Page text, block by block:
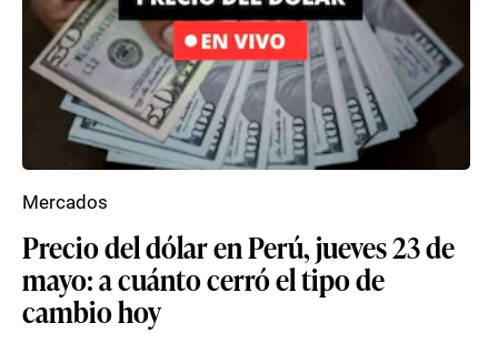
Precio del dólar en Perú, jueves 23 de
mayo: a cuánto cerró el tipo de
cambio hoy
Mercados